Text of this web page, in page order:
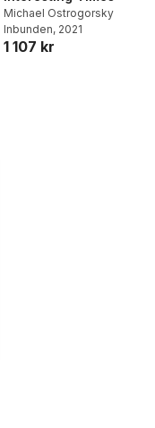
Michael Ostrogorsky
Inbunden, 2021
1 107 kr